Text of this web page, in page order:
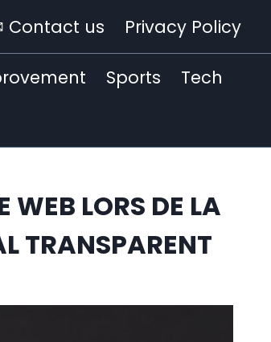
Contact us Privacy Policy
Sports Tech
LORS DE LA
TRANSPARENT